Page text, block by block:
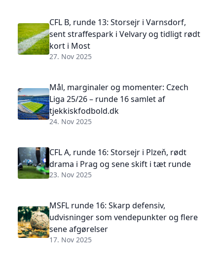
CFL B, runde 13: Storsejr i Varnsdorf,
sent straffespark i Velvary og tidligt rødt
kort i Most
27. Nov 2025
Mål, marginaler og momenter: Czech
Liga 25/26 – runde 16 samlet af
tjekkiskfodbold.dk
24. Nov 2025
CFL A, runde 16: Storsejr i Plzeň, rødt
drama i Prag og sene skift i tæt runde
23. Nov 2025
MSFL runde 16: Skarp defensiv,
udvisninger som vendepunkter og flere
sene afgørelser
17. Nov 2025